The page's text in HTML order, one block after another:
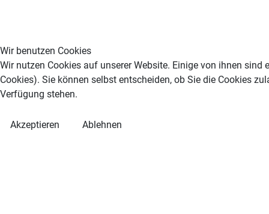
Wir benutzen Cookies
Wir nutzen Cookies auf unserer Website. Einige von ihnen
Cookies). Sie können selbst entscheiden, ob Sie die Cookies
Verfügung stehen.
Akzeptieren Ablehnen